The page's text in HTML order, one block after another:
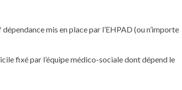
mis en place par l’EHPAD (ou n’importe
fixé par l’équipe médico-sociale dont dépend le